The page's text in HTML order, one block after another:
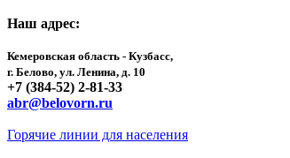
Наш адрес:
Кемеровская область - Кузбасс,
г. Белово, ул. Ленина, д. 10
+7 (384-52) 2-81-33
abr@belovorn.ru
Горячие линии для населения